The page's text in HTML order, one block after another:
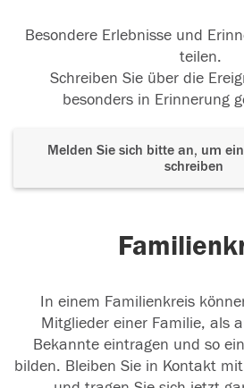
Besondere Erlebnisse und
teilen.
Schreiben Sie über die
besonders in Erinnerung
Melden Sie sich bitte an, um
schreiben
In einem Familienkreis
Mitglieder einer Familie, als
Bekannte eintragen und so
bilden. Bleiben Sie in Kontakt